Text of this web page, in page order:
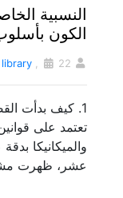
النسبية
الكون
, 22 فبراير, 2025,
1. كيف بدأت
تعتمد على
والميكانيكا
عشر، ظهرت